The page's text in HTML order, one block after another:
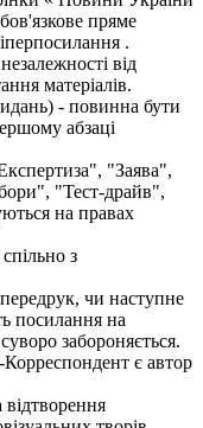
пряме
.
від
матеріалів.
- повинна бути
абзаці
"Заява",
"Тест-драйв",
на правах
з
чи наступне
посилання на
забороняється.
є автор